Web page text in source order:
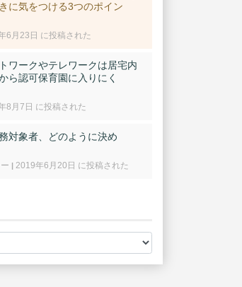
に気をつける3つのポイン
6月23日 に投稿された
ワークやテレワークは居宅内
ら認可保育園に入りにく
8月7日 に投稿された
対象者、どのように決め
| 2019年6月20日 に投稿された